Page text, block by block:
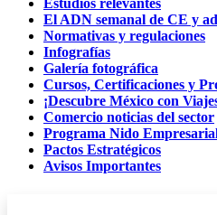
Estudios relevantes
El ADN semanal de CE y
Normativas y regulaciones
Infografías
Galería fotográfica
Cursos, Certificaciones y
¡Descubre México con
Comercio noticias del sector
Programa Nido
Pactos Estratégicos
Avisos Importantes